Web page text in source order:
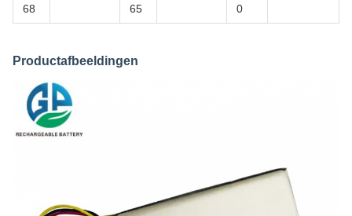
68
65
0
Productafbeeldingen